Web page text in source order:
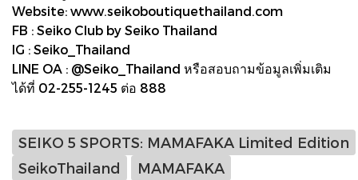
Website: www.seikoboutiquethailand.com
FB : Seiko Club by Seiko Thailand
IG : Seiko_Thailand
LINE OA : @Seiko_Thailand หรือสอบถามข้อมูลเพิ่มเติม
ได้ที่ 02-255-1245 ต่อ 888
SEIKO 5 SPORTS: MAMAFAKA Limited Edition
SeikoThailand
MAMAFAKA